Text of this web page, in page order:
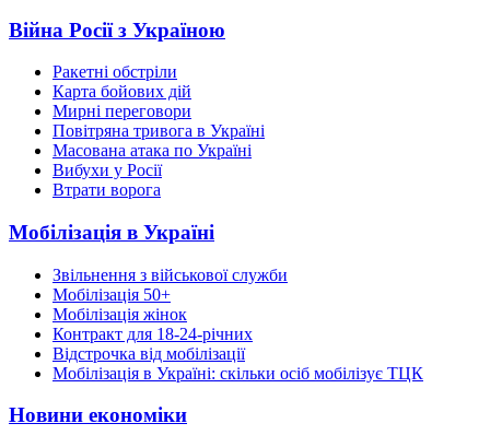
Війна Росії з Україною
Ракетні обстріли
Карта бойових дій
Мирні переговори
Повітряна тривога в Україні
Масована атака по Україні
Вибухи у Росії
Втрати ворога
Мобілізація в Україні
Звільнення з військової служби
Мобілізація 50+
Мобілізація жінок
Контракт для 18-24-річних
Відстрочка від мобілізації
Мобілізація в Україні: скільки осіб мобілізує ТЦК
Новини економіки